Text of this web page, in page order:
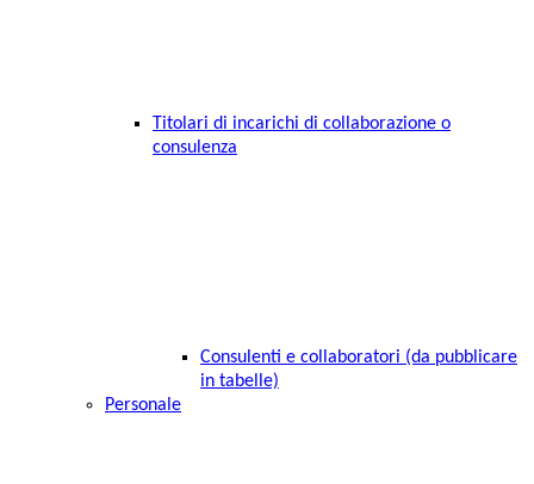
Titolari di incarichi di collaborazione o
consulenza
Consulenti e collaboratori (da pubblicare
in tabelle)
Personale